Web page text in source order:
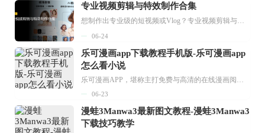
专业视频剪辑与特效制作合集
想制作出专业级的短视频或Vlog？专业视频剪辑与特效制作大全专题为你提供了从剪辑、抠像到特效包装的全套解决方案。无论是添加炫酷的片头、进行精准的视频抠图，还是制...
06-24
乐可漫画app下载教程手机版-乐可漫画app
怎么看小说
06-23
漫蛙3Manwa3最新图文教程-漫蛙3Manwa3
下载技巧教学